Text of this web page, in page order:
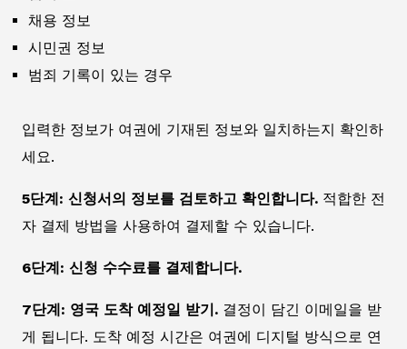
채용 정보
시민권 정보
범죄 기록이 있는 경우
입력한 정보가 여권에 기재된 정보와 일치하는지 확인하
세요.
5단계: 신청서의 정보를 검토하고 확인합니다. 적합한 전
자 결제 방법을 사용하여 결제할 수 있습니다.
6단계: 신청 수수료를 결제합니다.
7단계: 영국 도착 예정일 받기. 결정이 담긴 이메일을 받
게 됩니다. 도착 예정 시간은 여권에 디지털 방식으로 연